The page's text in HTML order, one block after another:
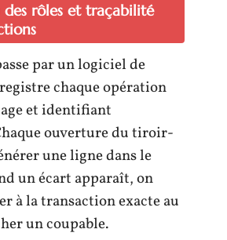
des rôles et traçabilité
par un logiciel de
chaque opération
et identifiant
ouverture du tiroir-
une ligne dans le
un écart apparaît, on
à la transaction exacte au
un coupable.